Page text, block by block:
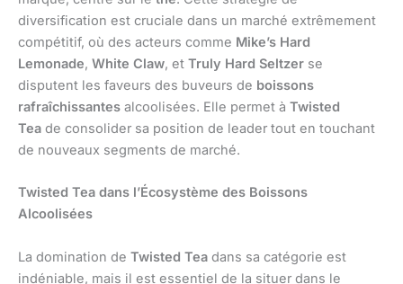
diversification est cruciale dans un marché extrêmement
compétitif, où des acteurs comme Mike’s Hard
Lemonade, White Claw, et Truly Hard Seltzer se
disputent les faveurs des buveurs de boissons
rafraîchissantes alcoolisées. Elle permet à Twisted
Tea de consolider sa position de leader tout en touchant
de nouveaux segments de marché.
Twisted Tea dans l’Écosystème des Boissons
Alcoolisées
La domination de Twisted Tea dans sa catégorie est
indéniable, mais il est essentiel de la situer dans le